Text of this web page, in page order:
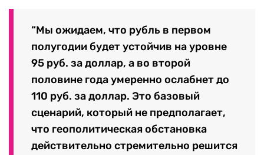
“Мы ожидаем, что рубль в первом
полугодии будет устойчив на уровне
95 руб. за доллар, а во второй
половине года умеренно ослабнет до
110 руб. за доллар. Это базовый
сценарий, который не предполагает,
что геополитическая обстановка
действительно стремительно решится